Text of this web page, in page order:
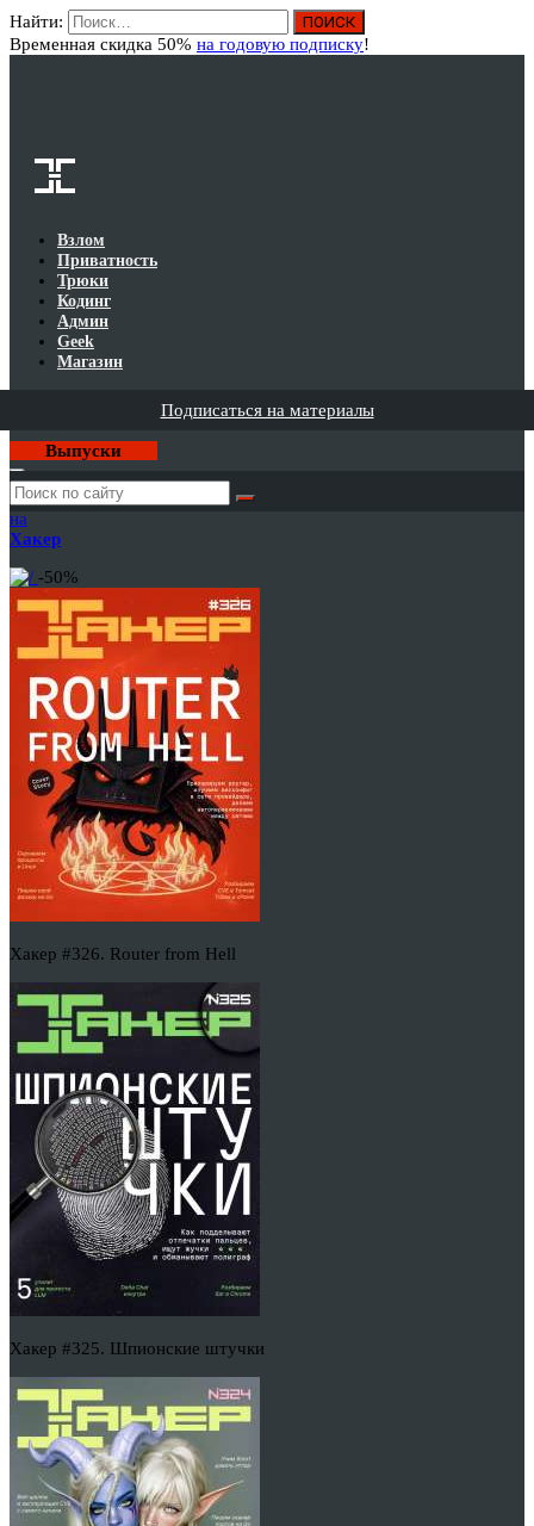
Найти:
Временная скидка 50% на годовую подписку!
Взлом
Приватность
Трюки
Кодинг
Админ
Geek
Магазин
Подписаться на материалы
Выпуски
Годовая
подписка
на
Хакер
-50%
Хакер #326. Router from Hell
Хакер #325. Шпионские штучки